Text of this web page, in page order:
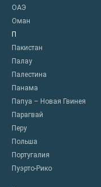
ОАЭ
Оман
П
Пакистан
Палау
Палестина
Панама
Папуа – Новая Гвинея
Парагвай
Перу
Польша
Португалия
Пуэрто-Рико